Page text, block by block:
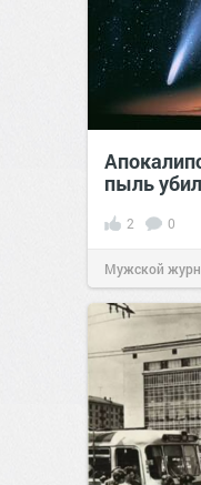
пыль
2 0
Мужской